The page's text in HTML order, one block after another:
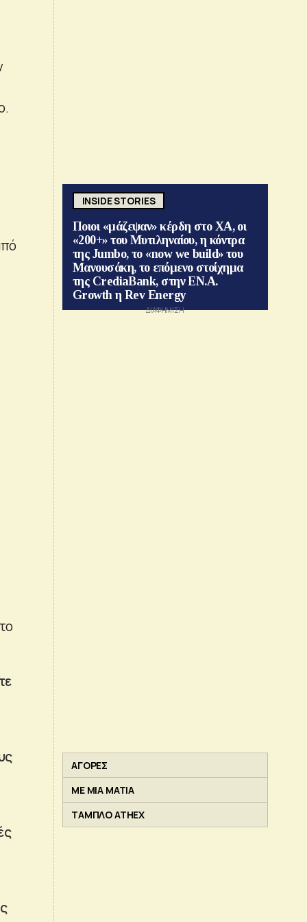
INSIDE STORIES
Ποιοι «μάζεψαν» κέρδη στο ΧΑ, οι
«200+» του Μυτιληναίου, η κόντρα
της Jumbo, το «now we build» του
Μανουσάκη, το επόμενο στοίχημα
της CrediaBank, στην ΕΝ.Α.
Growth η Rev Energy
ΑΓΟΡΕΣ
ΜΕ ΜΙΑ ΜΑΤΙΑ
ΤΑΜΠΛΟ ATHEX